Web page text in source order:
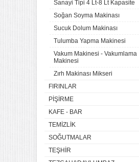
Sanayi Tipi 4 Lt-8 Lt Kapasite
Soğan Soyma Makinası
Sucuk Dolum Makinası
Tulumba Yapma Makinesi
Vakum Makinesi - Vakumlama
Makinesi
Zırh Makinası Mikseri
FIRINLAR
PIŞIRME
KAFE - BAR
TEMIZLIK
SOĞUTMALAR
TEŞHIR